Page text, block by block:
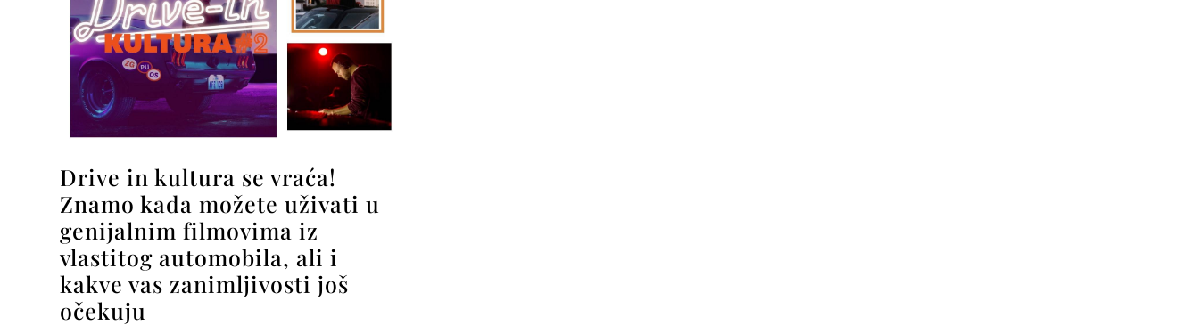
Drive in kultura se vraća!
Znamo kada možete uživati u
genijalnim filmovima iz
vlastitog automobila, ali i
kakve vas zanimljivosti još
očekuju